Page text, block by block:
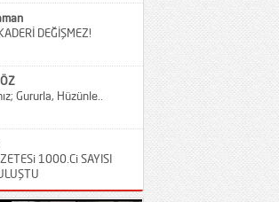
DEĞİŞMEZ!
Gururla, Hüzünle..
1000.Ci SAYISI